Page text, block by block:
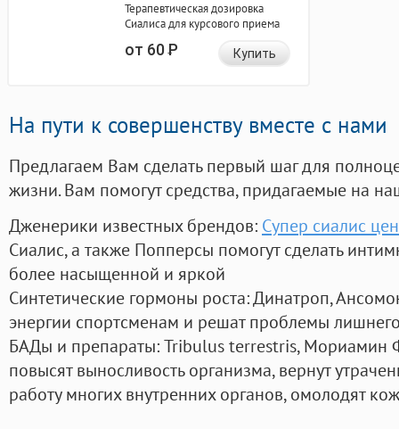
Терапевтическая дозировка
Сиалиса для курсового приема
от 60Р Купить
На пути к совершенству вместе с нами
Предлагаем Вам сделать первый шаг для
жизни. Вам помогут средства, придагаемые на
Дженерики известных брендов: Супер сиалис
Сиалис, а также Попперсы помогут сделать
более насыщенной и яркой
Синтетические гормоны роста: Динатроп,
энергии спортсменам и решат проблемы
БАДы и препараты:Tribulus terrestris, Мориамин
повысят выносливость организма, вернут
работу многих внутренних органов, омолодят